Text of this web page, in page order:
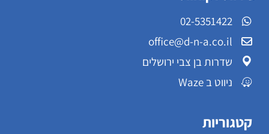
02-5351422
office@d-n-a.co.il
שדרות בן צבי ירושלים
ניווט ב Waze
קטגוריות